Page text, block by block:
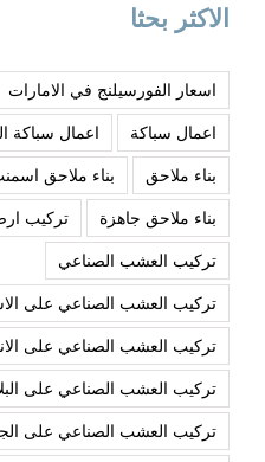
الاكثر بحثا
اسعار الفورسيلنج في الامارات
اعمال سباكة
اعمال سباكة
بناء ملاحق
بناء ملاحق
بناء ملاحق جاهزة
تركيب
تركيب العشب الصناعي
تركيب العشب الصناعي على
تركيب العشب الصناعي على
تركيب العشب الصناعي على
تركيب العشب الصناعي على